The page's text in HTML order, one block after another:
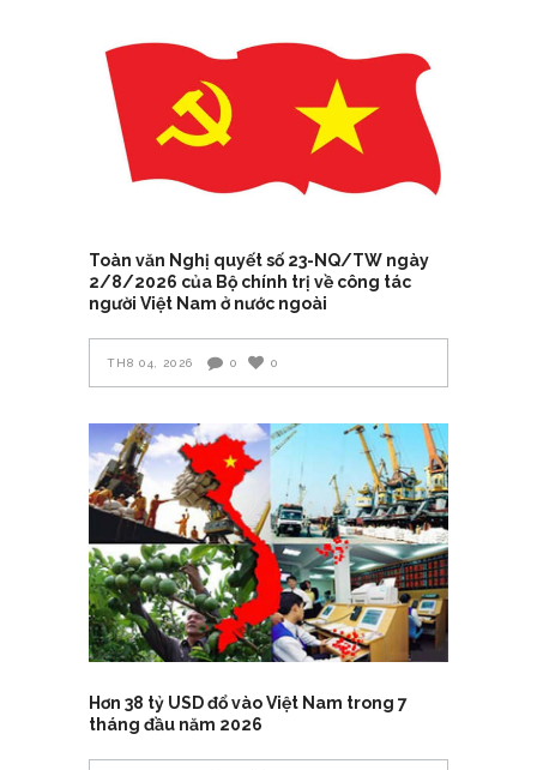
Toàn văn Nghị quyết số 23-NQ/TW ngày
2/8/2026 của Bộ chính trị về công tác
người Việt Nam ở nước ngoài
TH8 04, 2026 0 0
Hơn 38 tỷ USD đổ vào Việt Nam trong 7
tháng đầu năm 2026